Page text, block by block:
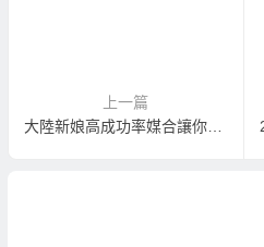
上一篇
大陸新娘高成功率媒合讓你到大陸相親不白跑！